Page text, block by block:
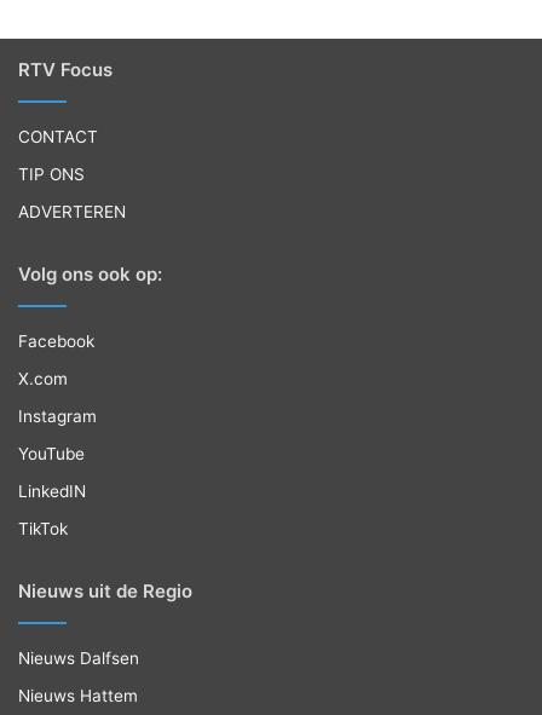
RTV Focus
CONTACT
TIP ONS
ADVERTEREN
Volg ons ook op:
Facebook
X.com
Instagram
YouTube
LinkedIN
TikTok
Nieuws uit de Regio
Nieuws Dalfsen
Nieuws Hattem